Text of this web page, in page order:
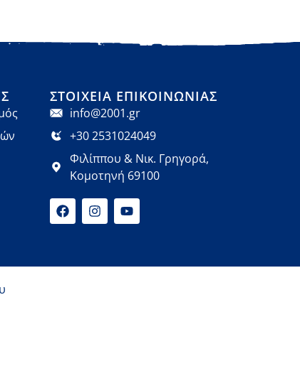
ΣΤΟΙΧΕΊΑ ΕΠΙΚΟΙΝΩΝΊΑΣ
info@2001.gr
+30 2531024049
Φιλίππου & Νικ. Γρηγορά,
Κομοτηνή 69100